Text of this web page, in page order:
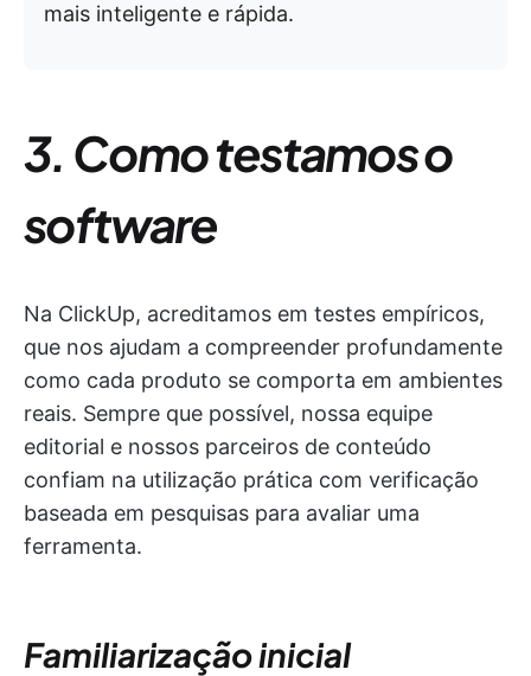
mais inteligente e rápida.
3. Como testamos o
software
Na ClickUp, acreditamos em testes empíricos,
que nos ajudam a compreender profundamente
como cada produto se comporta em ambientes
reais. Sempre que possível, nossa equipe
editorial e nossos parceiros de conteúdo
confiam na utilização prática com verificação
baseada em pesquisas para avaliar uma
ferramenta.
Familiarização inicial